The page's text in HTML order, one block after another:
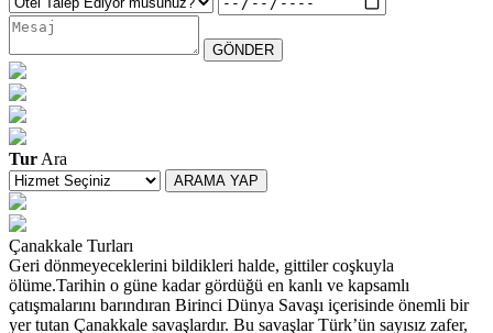
GÖNDER
Tur Ara
ARAMA YAP
Çanakkale Turları
Geri dönmeyeceklerini bildikleri halde, gittiler coşkuyla
ölüme.Tarihin o güne kadar gördüğü en kanlı ve kapsamlı
çatışmalarını barındıran Birinci Dünya Savaşı içerisinde önemli bir
yer tutan Çanakkale savaşlardır. Bu savaşlar Türk’ün sayısız zafer,